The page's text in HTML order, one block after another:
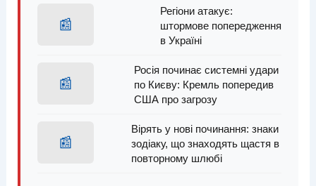
📰
Регіони атакує:
штормове попередження
в Україні
📰
Росія починає системні удари
по Києву: Кремль попередив
США про загрозу
📰
Вірять у нові починання: знаки
зодіаку, що знаходять щастя в
повторному шлюбі